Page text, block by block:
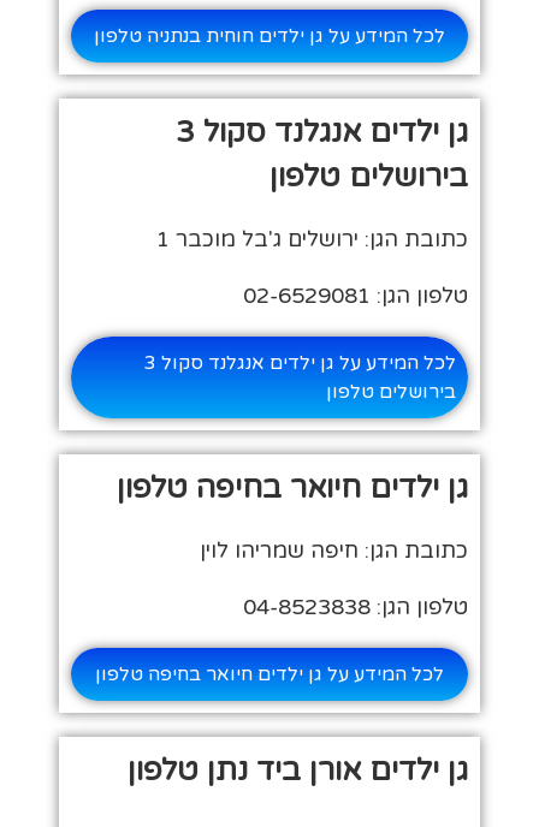
לכל המידע על גן ילדים חוחית בנתניה טלפון
גן ילדים אנגלנד סקול 3
בירושלים טלפון
כתובת הגן: ירושלים ג'בל מוכבר 1
טלפון הגן: 02-6529081
לכל המידע על גן ילדים אנגלנד סקול 3
בירושלים טלפון
גן ילדים חיואר בחיפה טלפון
כתובת הגן: חיפה שמריהו לוין
טלפון הגן: 04-8523838
לכל המידע על גן ילדים חיואר בחיפה טלפון
גן ילדים אורן ביד נתן טלפון